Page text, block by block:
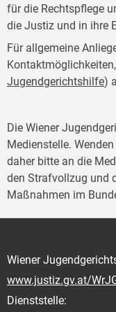
für die Rechtspflege
die Justiz und in ihre
Für allgemeine
Jugendgerichtshilfe)
Die Wiener
Medienstelle.
daher bitte an die
den Strafvollzug und
Maßnahmen im
Wiener
www.justiz.gv.at/
Dienststelle: